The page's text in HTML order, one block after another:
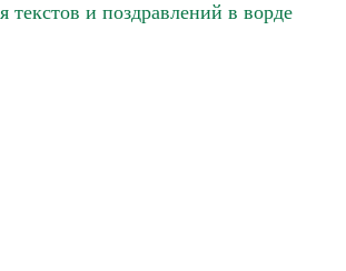
текстов и поздравлений в ворде